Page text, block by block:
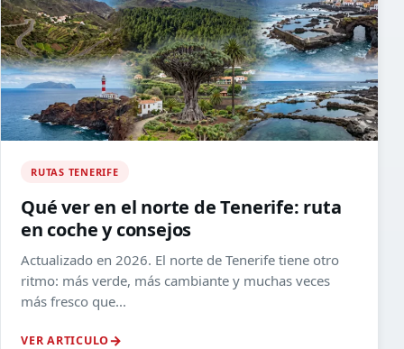
RUTAS TENERIFE
Qué ver en el norte de Tenerife: ruta
en coche y consejos
Actualizado en 2026. El norte de Tenerife tiene otro
ritmo: más verde, más cambiante y muchas veces
más fresco que...
VER ARTICULO